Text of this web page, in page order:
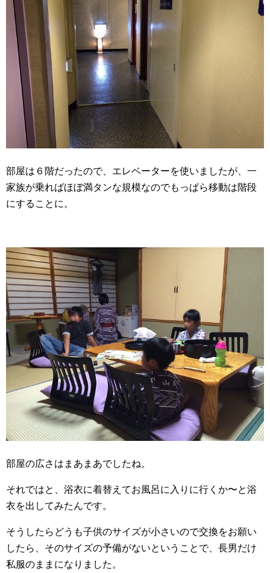
部屋は６階だったので、エレベーターを使いましたが、一
家族が乗ればほぼ満タンな規模なのでもっぱら移動は階段
にすることに。
部屋の広さはまあまあでしたね。
それではと、浴衣に着替えてお風呂に入りに行くか〜と浴
衣を出してみたんです。
そうしたらどうも子供のサイズが小さいので交換をお願い
したら、そのサイズの予備がないということで、長男だけ
私服のままになりました。